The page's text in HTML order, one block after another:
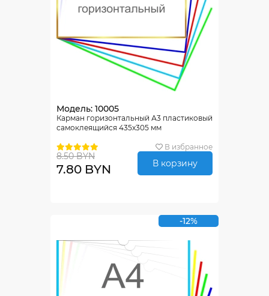
Модель: 10005
Карман горизонтальный А3 пластиковый
самоклеящийся 435х305 мм
В избранное
8.50 BYN
7.80 BYN В корзину
-12%